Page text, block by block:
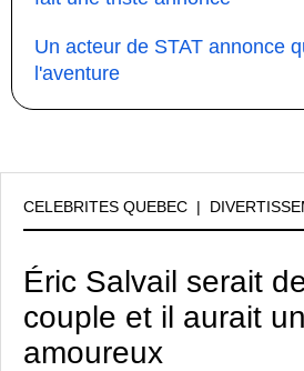
Un acteur de STAT annonce
l'aventure
CELEBRITES QUEBEC |
Éric Salvail serait
couple et il aurait
amoureux